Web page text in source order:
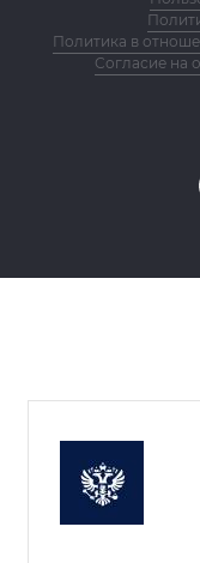
Политика в
Согласие на